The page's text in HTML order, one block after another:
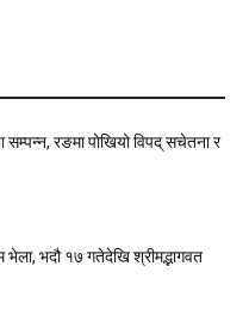
सम्पन्न, रङमा पोखियो विपद् सचेतना र
भदौ १७ गतेदेखि श्रीमद्भागवत